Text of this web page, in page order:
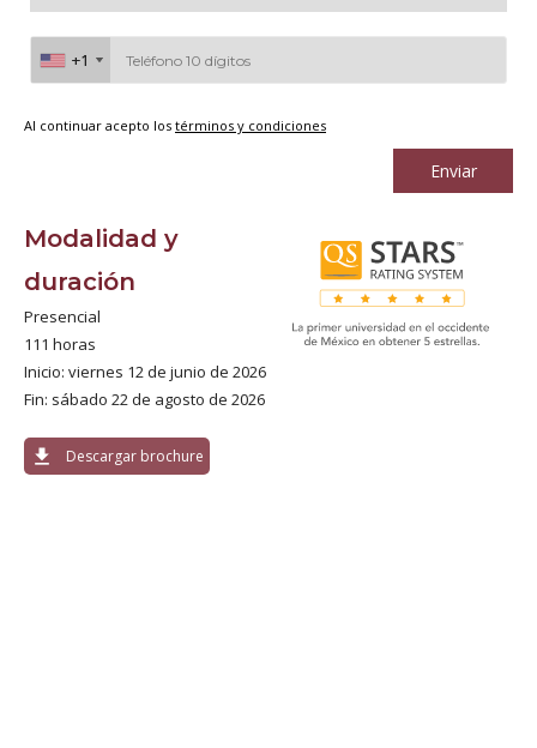
+1
+1
Al continuar acepto los términos y condiciones
Enviar
Modalidad y
duración
Presencial
111 horas
Inicio: viernes 12 de junio de 2026
Fin: sábado 22 de agosto de 2026
download Descargar brochure